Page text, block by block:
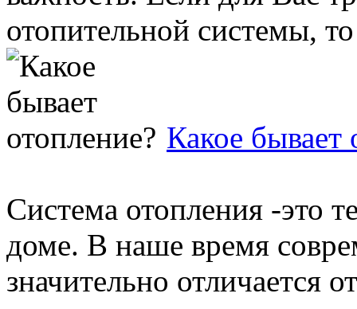
отопительной системы,
Какое бывает
Система отопления -это
доме. В наше время
значительно отличается